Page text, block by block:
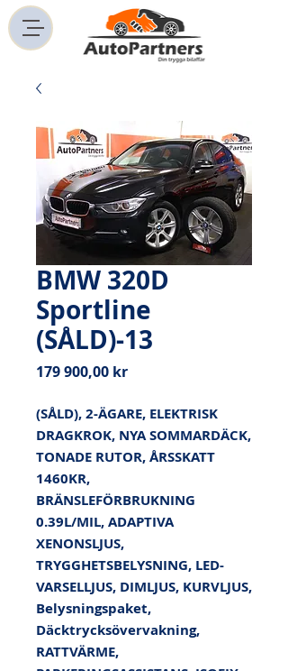
BMW 320D
Sportline
(SÅLD)-13
179 900,00 krPris
(SÅLD), 2-ÄGARE, ELEKTRISK
DRAGKROK, NYA SOMMARDÄCK,
TONADE RUTOR, ÅRSSKATT
1460KR,
BRÄNSLEFÖRBRUKNING
0.39L/MIL, ADAPTIVA
XENONSLJUS,
TRYGGHETSBELYSNING, LED-
VARSELLJUS, DIMLJUS, KURVLJUS,
Belysningspaket,
Däcktrycksövervakning,
RATTVÄRME,